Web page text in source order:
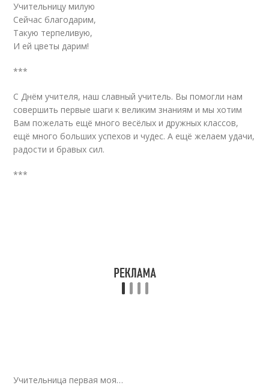
Учительницу милую
Сейчас благодарим,
Такую терпеливую,
И ей цветы дарим!
***
С Днём учителя, наш славный учитель. Вы помогли нам
совершить первые шаги к великим знаниям и мы хотим
Вам пожелать ещё много весёлых и дружных классов,
ещё много больших успехов и чудес. А ещё желаем удачи,
радости и бравых сил.
***
Учительница первая моя…